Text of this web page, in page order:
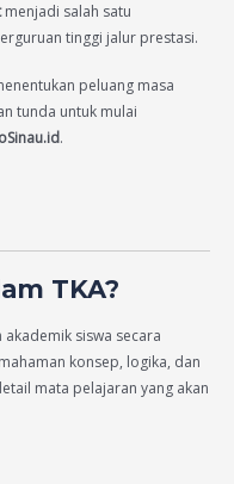
menjadi salah satu
tinggi jalur prestasi.
peluang masa
tunda untuk mulai
.
TKA?
siswa secara
konsep, logika, dan
mata pelajaran yang akan